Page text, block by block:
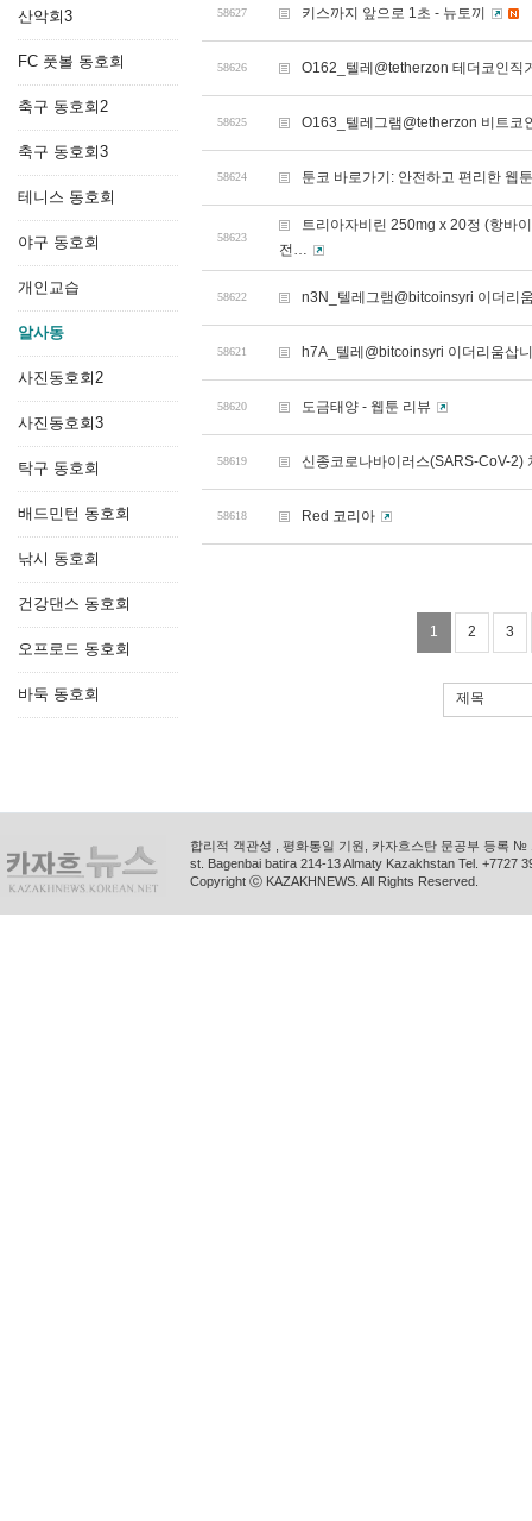
산악회3
FC 풋볼 동호회
축구 동호회2
축구 동호회3
테니스 동호회
야구 동호회
개인교습
알사동
사진동호회2
사진동호회3
탁구 동호회
배드민턴 동호회
낚시 동호회
건강댄스 동호회
오프로드 동호회
바둑 동호회
58627 키스까지 앞으로 1초 - 뉴토끼
58626 O162_텔레@tetherzon 테더코인직
58625 O163_텔레그램@tetherzon 비트코
58624 툰코 바로가기: 안전하고 편리한 웹
58623
트리아자비린 250mg x 20정 (항바
전…
58622 n3N_텔레그램@bitcoinsyri 이더리
58621 h7A_텔레@bitcoinsyri 이더리움삽
58620 도금태양 - 웹툰 리뷰
58619 신종코로나바이러스(SARS-CoV-2)
58618 Red 코리아
1 2 3
제목
합리적 객관성 , 평화통일 기원, 카자흐스탄 문공부 등록
st. Bagenbai batira 214-13 Almaty Kazakhstan Tel. +7727
Copyright ⓒ KAZAKHNEWS. All Rights Reserved.